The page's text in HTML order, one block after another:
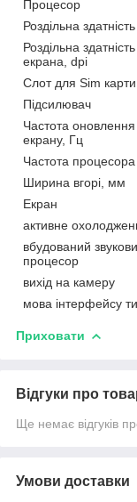
Процесор
Роздільна
Роздільна здатність
екрана, dpi
Слот для Sim карти
Підсилювач
Частота оновлення
екрану, Гц
Частота процесора
Ширина вгорі, мм
Екран
активне
вбудований
процесор
вихід на камеру
мова інтерфейсу
Приховати
Відгуки про
Ще немає відгуків
Умови доставки